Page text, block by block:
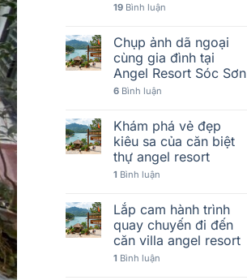
19Bình luận
Chụp ảnh dã ngoại
cùng gia đình tại
Angel Resort Sóc Sơn
6Bình luận
Khám phá vẻ đẹp
kiêu sa của căn biệt
thự angel resort
1 Bình luận
Lắp cam hành trình
quay chuyến đi đến
căn villa angel resort
1 Bình luận